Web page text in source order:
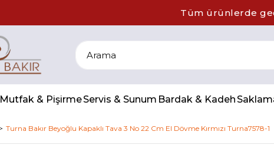
Tüm ürünlerde
Mutfak & PişirmeServis & Sunum Bardak & Kadeh
Turna Bakır Beyoğlu Kapaklı Tava 3 No 22 Cm El Dövme Kırmızı Turna7578-1